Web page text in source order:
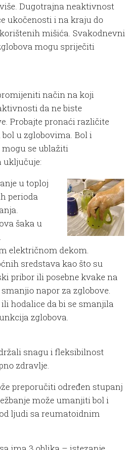
Dugotrajna neaktivnost
ukočenosti i na kraju do
mišića. Svakodnevni
mogu spriječiti
način na koji
da ne biste
Probajte pronaći različite
u zglobovima. Bol i
se ublažiti
uključuje:
u toploj
perioda
šaka u
električnom dekom.
sredstava kao što su
pribor ili posebne kvake na
napor za zglobove.
hodalice da bi se smanjila
zglobova.
snagu i fleksibilnost
zdravlje.
preporučiti određen stupanj
može umanjiti bol i
ljudi sa reumatoidnim